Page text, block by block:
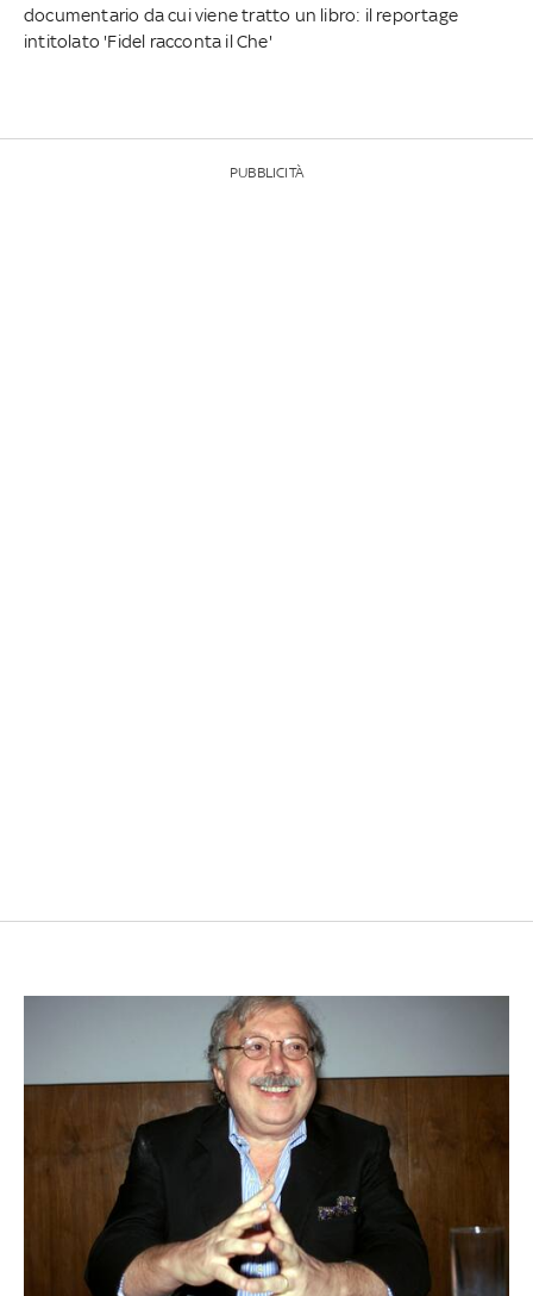
documentario da cui viene tratto un libro: il reportage
intitolato 'Fidel racconta il Che'
PUBBLICITÀ